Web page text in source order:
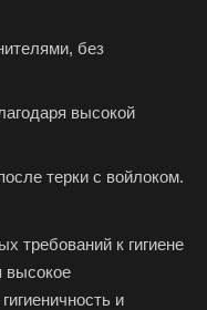
без
высокой
терки с войлоком.
требований к гигиене
высокое
и